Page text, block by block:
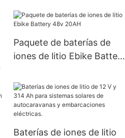
Lifepo4
Paquete de baterías de
iones de litio Ebike Battery
Baterías de iones de litio